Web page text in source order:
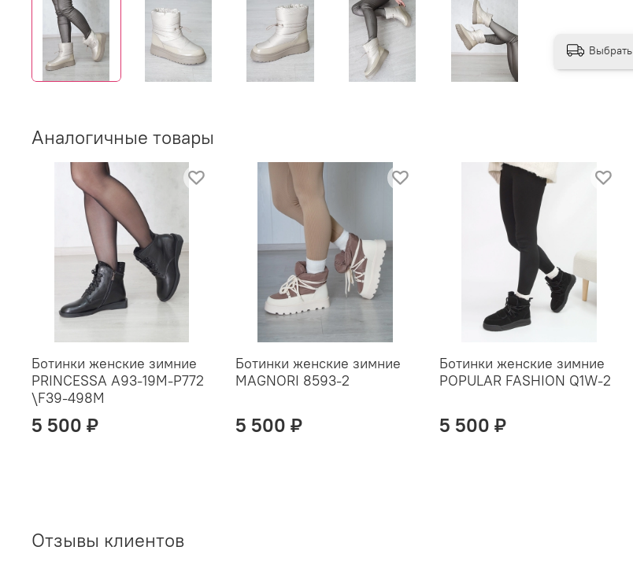
Выбрать
Аналогичные товары
Ботинки женские зимние
PRINCESSA A93-19M-P772
\F39-498M
5 500 ₽
Ботинки женские зимние
MAGNORI 8593-2
5 500 ₽
Ботинки женские зимние
POPULAR FASHION Q1W-2
5 500 ₽
Отзывы клиентов